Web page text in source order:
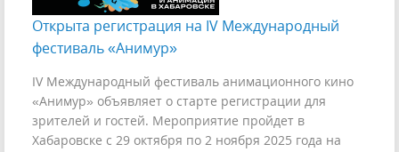
Открыта регистрация на IV Международный
фестиваль «Анимур»
IV Международный фестиваль анимационного кино
«Анимур» объявляет о старте регистрации для
зрителей и гостей. Мероприятие пройдет в
Хабаровске с 29 октября по 2 ноября 2025 года на